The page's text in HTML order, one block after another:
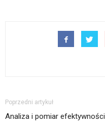
Poprzedni artykuł
Analiza i pomiar efektywności